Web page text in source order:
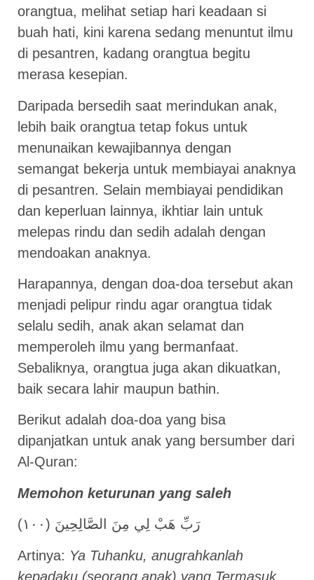
orangtua, melihat setiap hari keadaan si
buah hati, kini karena sedang menuntut ilmu
di pesantren, kadang orangtua begitu
merasa kesepian.
Daripada bersedih saat merindukan anak,
lebih baik orangtua tetap fokus untuk
menunaikan kewajibannya dengan
semangat bekerja untuk membiayai anaknya
di pesantren. Selain membiayai pendidikan
dan keperluan lainnya, ikhtiar lain untuk
melepas rindu dan sedih adalah dengan
mendoakan anaknya.
Harapannya, dengan doa-doa tersebut akan
menjadi pelipur rindu agar orangtua tidak
selalu sedih, anak akan selamat dan
memperoleh ilmu yang bermanfaat.
Sebaliknya, orangtua juga akan dikuatkan,
baik secara lahir maupun bathin.
Berikut adalah doa-doa yang bisa
dipanjatkan untuk anak yang bersumber dari
Al-Quran:
Memohon keturunan yang saleh
(رَبِّ هَبْ لِي مِنَ الصَّالِحِينَ (١٠٠
Artinya: Ya Tuhanku, anugrahkanlah
kepadaku (seorang anak) yang Termasuk